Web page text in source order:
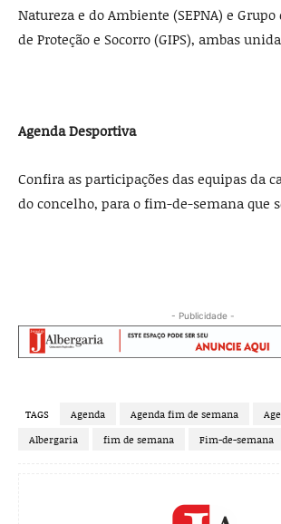
Natureza e do Ambiente (SEPNA) e
de Proteção e Socorro (GIPS), ambas
Agenda Desportiva
Confira as participações das equipas da
do concelho, para o fim-de-semana que
- Publicidade -
TAGS Agenda Agenda fim de semana
Albergaria
fim de semana Fim-de-semana